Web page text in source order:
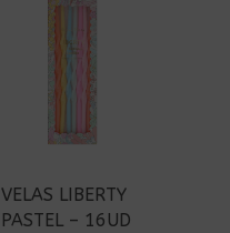
VELAS LIBERTY
PASTEL – 16UD